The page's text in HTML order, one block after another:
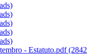
- Estatuto.pdf(2842